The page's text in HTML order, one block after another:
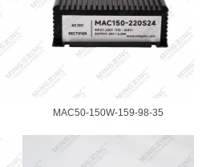
MAC50-150W-159-98-35